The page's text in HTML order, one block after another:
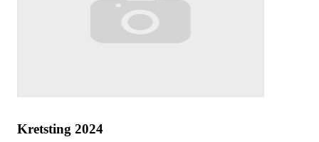
Kretsting 2024